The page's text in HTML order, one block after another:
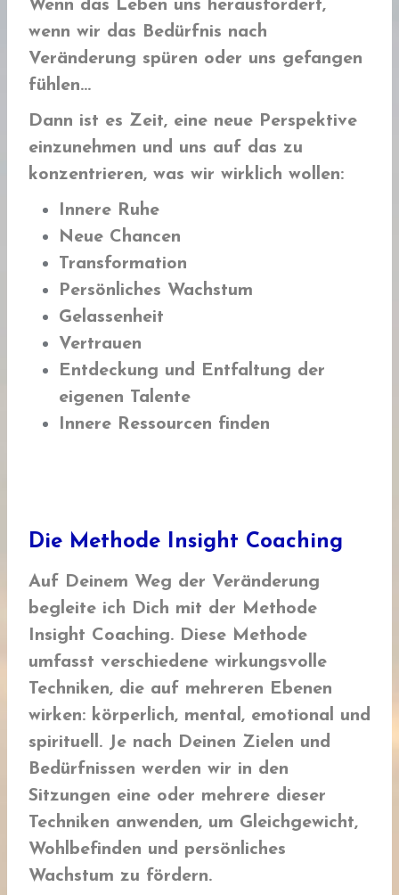
Wenn das Leben uns herausfordert,
wenn wir das Bedürfnis nach
Veränderung spüren oder uns gefangen
fühlen…
Dann ist es Zeit, eine neue Perspektive
einzunehmen und uns auf das zu
konzentrieren, was wir wirklich wollen:
Innere Ruhe
Neue Chancen
Transformation
Persönliches Wachstum
Gelassenheit
Vertrauen
Entdeckung und Entfaltung der
eigenen Talente
Innere Ressourcen finden
Die Methode Insight Coaching
Auf Deinem Weg der Veränderung
begleite ich Dich mit der Methode
Insight Coaching. Diese Methode
umfasst verschiedene wirkungsvolle
Techniken, die auf mehreren Ebenen
wirken: körperlich, mental, emotional und
spirituell. Je nach Deinen Zielen und
Bedürfnissen werden wir in den
Sitzungen eine oder mehrere dieser
Techniken anwenden, um Gleichgewicht,
Wohlbefinden und persönliches
Wachstum zu fördern.